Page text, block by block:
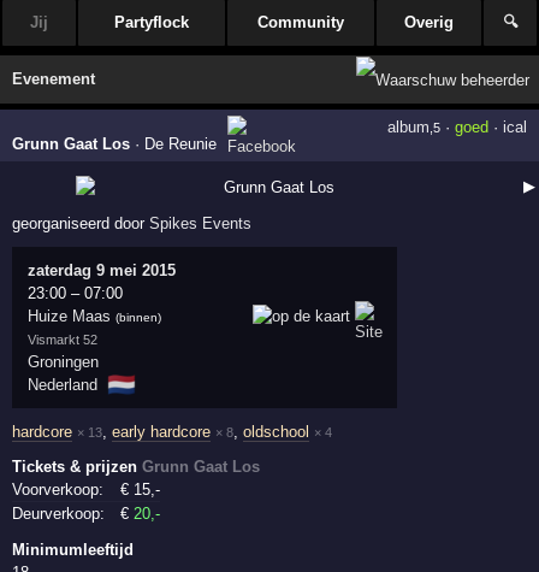
Jij Partyflock Community Overig 🔍
Evenement
Grunn Gaat Los · De Reunie
album ,5· goed · ical
▶
georganiseerd doorSpikes Events
zaterdag 9 mei 2015
23:00 –07:00
Huize Maas (binnen)
Vismarkt 52
Groningen
Nederland
🇳🇱
hardcore × 13,early hardcore × 8,oldschool × 4
Tickets & prijzenGrunn Gaat Los
Voorverkoop:
€ 15,-
Deurverkoop:
€20,-
Minimumleeftijd